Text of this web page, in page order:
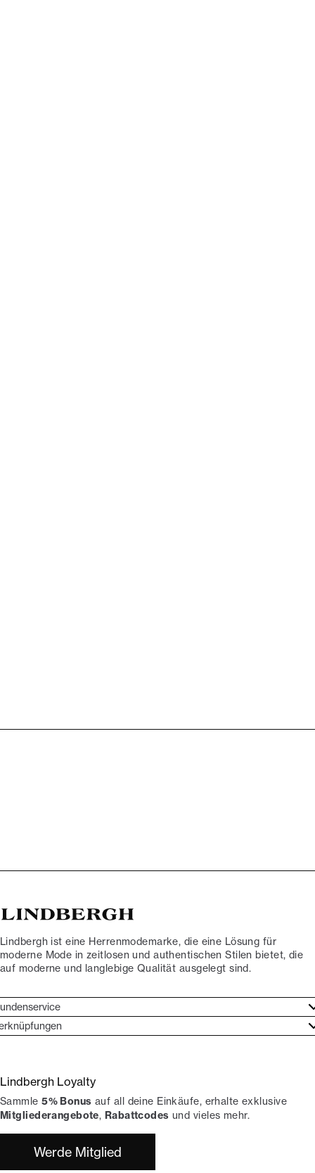
Lindbergh ist eine Herrenmodemarke, die eine Lösung für
moderne Mode in zeitlosen und authentischen Stilen bietet, die
auf moderne und langlebige Qualität ausgelegt sind.
widerrufen
Lindbergh-Botschafter
Lindbergh Loyalty
Sammle5% Bonus auf all deine Einkäufe, erhalte exklusive
Mitgliederangebote, Rabattcodes und vieles mehr.
Werde Mitglied